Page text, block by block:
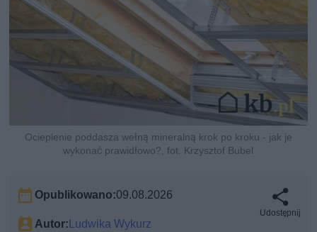
Ocieplenie poddasza wełną mineralną krok po kroku - jak je
wykonać prawidłowo?, fot. Krzysztof Bubel
Opublikowano:09.08.2026
Autor: Ludwika Wykurz
Udostępnij